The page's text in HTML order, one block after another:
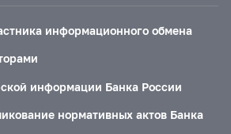
информационного обмена
информации Банка России
нормативных актов Банка